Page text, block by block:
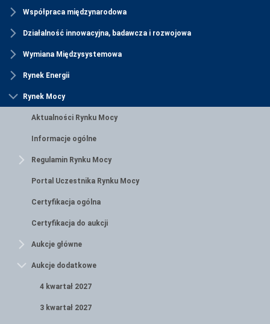
Współpraca międzynarodowa
Działalność innowacyjna, badawcza i rozwojowa
Wymiana Międzysystemowa
Rynek Energii
Rynek Mocy
Aktualności Rynku Mocy
Informacje ogólne
Regulamin Rynku Mocy
Portal Uczestnika Rynku Mocy
Certyfikacja ogólna
Certyfikacja do aukcji
Aukcje główne
Aukcje dodatkowe
4 kwartał 2027
3 kwartał 2027